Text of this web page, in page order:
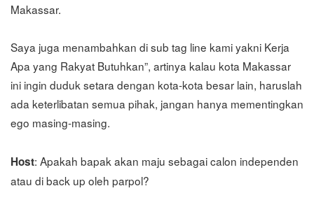
Makassar.
Saya juga menambahkan di sub tag line kami yakni Kerja
Apa yang Rakyat Butuhkan”, artinya kalau kota Makassar
ini ingin duduk setara dengan kota-kota besar lain, haruslah
ada keterlibatan semua pihak, jangan hanya mementingkan
ego masing-masing.
Host: Apakah bapak akan maju sebagai calon independen
atau di back up oleh parpol?